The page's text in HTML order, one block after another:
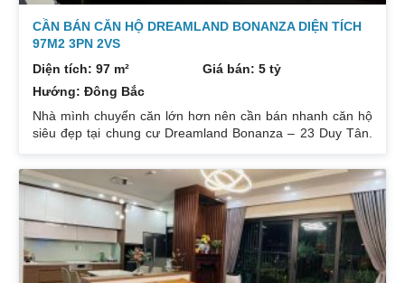
CẦN BÁN CĂN HỘ DREAMLAND BONANZA DIỆN TÍCH
97M2 3PN 2VS
Diện tích: 97 m²
Giá bán: 5 tỷ
Hướng: Đông Bắc
Nhà mình chuyển căn lớn hơn nên cần bán nhanh căn hộ
siêu đẹp tại chung cư Dreamland Bonanza – 23 Duy Tân.
hợp lý các phòng đều tràn ngập ánh sáng tự nhiên. Hướng
cửa Bắc. Ban công Tây. Tầng cao view bát ngát thoáng
mát. Nhà nguyên Bản CĐT. Giá bán: 5 tỷ có thương lượng
đẹp. Liên hệ : 0832133366